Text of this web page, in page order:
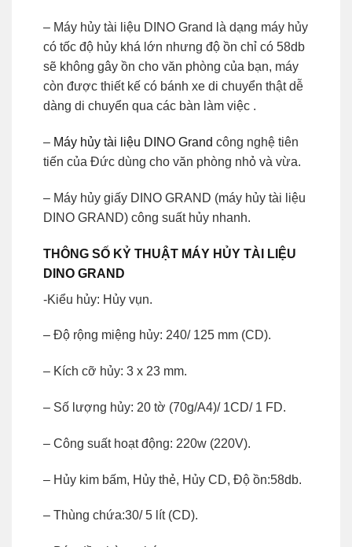
– Máy hủy tài liệu DINO Grand là dạng máy hủy
có tốc độ hủy khá lớn nhưng độ ồn chỉ có 58db
sẽ không gây ồn cho văn phòng của bạn, máy
còn được thiết kế có bánh xe di chuyển thật dễ
dàng di chuyển qua các bàn làm việc .
– Máy hủy tài liệu DINO Grand công nghệ tiên
tiến của Đức dùng cho văn phòng nhỏ và vừa.
– Máy hủy giấy DINO GRAND (máy hủy tài liệu
DINO GRAND) công suất hủy nhanh.
THÔNG SỐ KỶ THUẬT MÁY HỦY TÀI LIỆU
DINO GRAND
-Kiểu hủy: Hủy vụn.
– Độ rộng miệng hủy: 240/ 125 mm (CD).
– Kích cỡ hủy: 3 x 23 mm.
– Số lượng hủy: 20 tờ (70g/A4)/ 1CD/ 1 FD.
– Công suất hoạt động: 220w (220V).
– Hủy kim bấm, Hủy thẻ, Hủy CD, Độ ồn:58db.
– Thùng chứa:30/ 5 lít (CD).